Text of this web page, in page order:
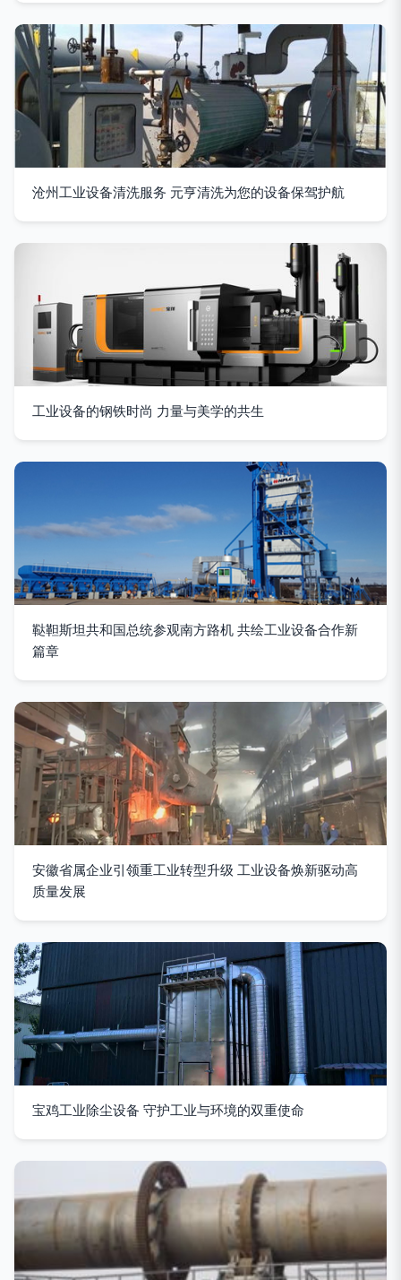
沧州工业设备清洗服务 元亨清洗为您的设备保驾护航
工业设备的钢铁时尚 力量与美学的共生
鞑靼斯坦共和国总统参观南方路机 共绘工业设备合作新
篇章
安徽省属企业引领重工业转型升级 工业设备焕新驱动高
质量发展
宝鸡工业除尘设备 守护工业与环境的双重使命